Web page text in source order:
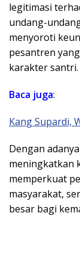
legitimasi
undang-
menyoroti
pesantren
karakter santri.
Baca juga:
Kang Supardi,
Dengan
meningkatkan
memperkuat
masyarakat,
besar bagi